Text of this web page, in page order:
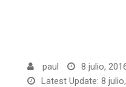
paul
8 julio,
Latest Update: 8